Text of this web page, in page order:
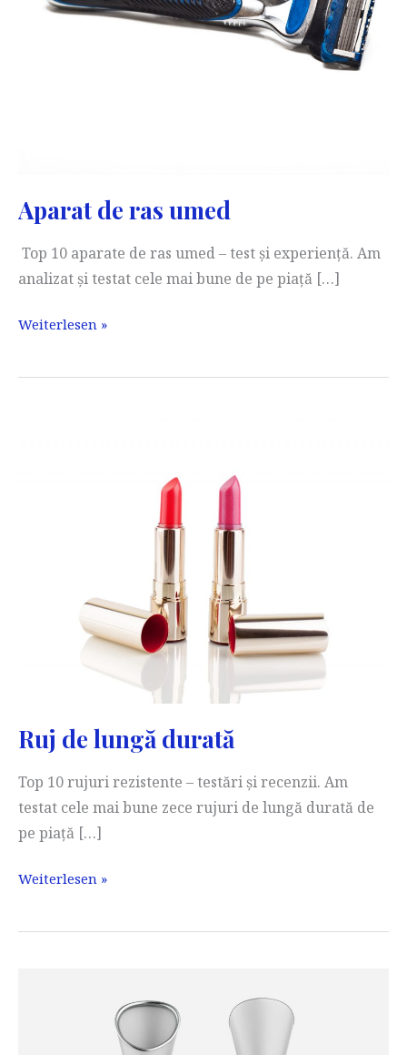
Aparat de ras umed
Top 10 aparate de ras umed – test și experiență. Am
analizat și testat cele mai bune de pe piață […]
Aparat
ras
Weiterlesen »
Ruj de lungă durată
Top 10 rujuri rezistente – testări și recenzii. Am
testat cele mai bune zece rujuri de lungă durată de
pe piață […]
Ruj
lungă
Weiterlesen »